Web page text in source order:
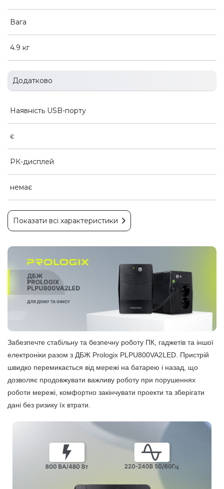
Вага
4.9 кг
Додатково
Наявність USB-порту
є
РК-дисплей
немає
Показати всі характеристики
Забезпечте стабільну та безпечну роботу ПК, гаджетів та іншої
електроніки разом з ДБЖ Prologix PLPU800VA2LED. Пристрій
швидко перемикається від мережі на батарею і назад, що
дозволяє продовжувати важливу роботу при порушеннях
роботи мережі, комфортно закінчувати проекти та зберігати
дані без ризику їх втрати.